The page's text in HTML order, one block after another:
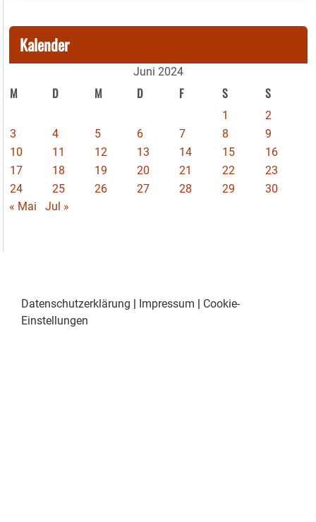
Kalender
Juni 2024
M D M D F S S
1
2
3
4 5 6 7 8
9
10
11 12 13 14 15
16
17
18 19 20 21 22
23
24
25 26 27 28 29
30
« Mai
Jul »
Datenschutzerklärung | Impressum | Cookie-
Einstellungen